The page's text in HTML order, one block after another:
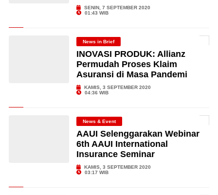
SENIN, 7 SEPTEMBER 2020
01:43 WIB
News in Brief
INOVASI PRODUK: Allianz
Permudah Proses Klaim
Asuransi di Masa Pandemi
KAMIS, 3 SEPTEMBER 2020
04:36 WIB
News & Event
AAUI Selenggarakan Webinar
6th AAUI International
Insurance Seminar
KAMIS, 3 SEPTEMBER 2020
03:17 WIB